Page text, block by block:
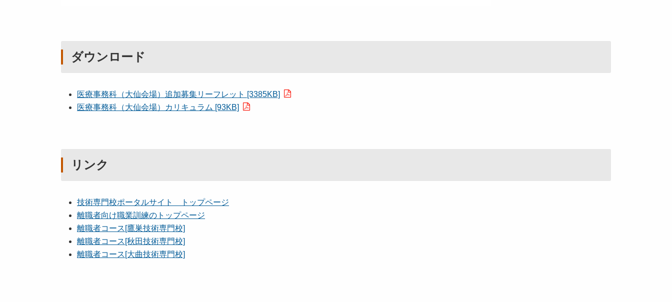
ダウンロード
医療事務科（大仙会場）追加募集リーフレット [3385KB]
医療事務科（大仙会場）カリキュラム [93KB]
リンク
技術専門校ポータルサイト トップページ
離職者向け職業訓練のトップページ
離職者コース[鷹巣技術専門校]
離職者コース[秋田技術専門校]
離職者コース[大曲技術専門校]